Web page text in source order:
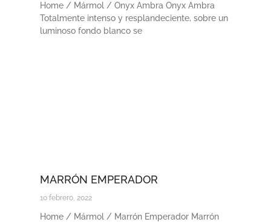
Home / Mármol / Onyx Ambra Onyx Ambra
Totalmente intenso y resplandeciente, sobre un
luminoso fondo blanco se
MARRÓN EMPERADOR
10 febrero, 2022
Home / Mármol / Marrón Emperador Marrón